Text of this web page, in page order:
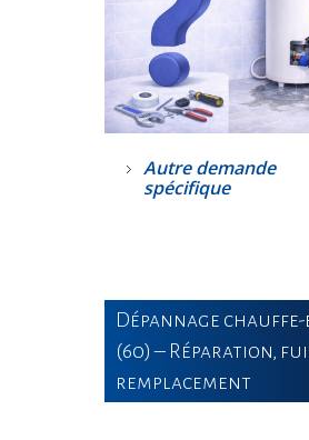
Autre demande
spécifique
Dépannage chauffe-
(60) – Réparation,
remplacement